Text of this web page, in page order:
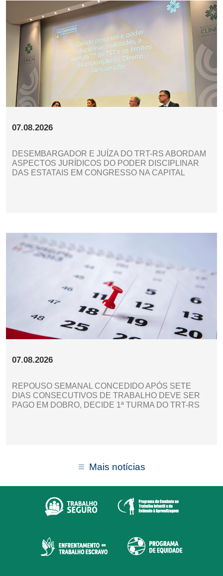
07.08.2026
DESEMBARGADOR E JUÍZA DO TRT-RS ABORDAM
ASPECTOS JURÍDICOS DO PODER DISCIPLINAR
DAS ESTATAIS EM CONGRESSO NA CAPITAL
07.08.2026
REPOUSO SEMANAL CONCEDIDO APÓS SETE
DIAS CONSECUTIVOS DE TRABALHO DEVE SER
PAGO EM DOBRO, DECIDE 1ª TURMA DO TRT-RS
Mais notícias